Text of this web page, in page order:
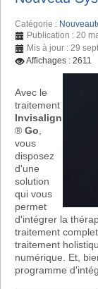
Catégorie :
Publication : 20
Mis à jour : 29
Affichages : 2611
Avec le
traitement
Invisalign
® Go
vous
disposez
d'une
solution
qui vous
permet
d'intégrer la
traitement
traitement
numérique. Et,
programme